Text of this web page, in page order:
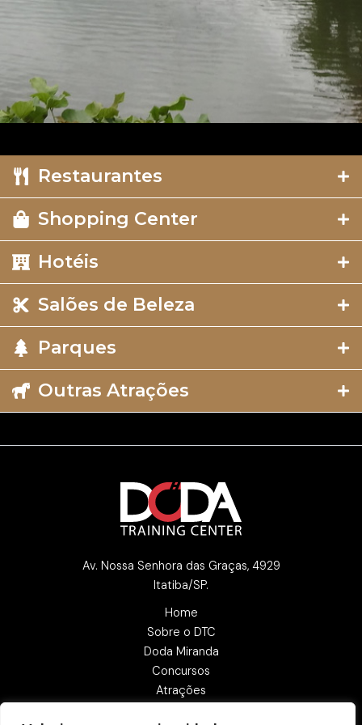
Restaurantes
Shopping Center
Hotéis
Salões de Beleza
Parques
Outras Atrações
Av. Nossa Senhora das Graças, 4929
Itatiba/SP.
Home
Sobre o DTC
Doda Miranda
Concursos
Atrações